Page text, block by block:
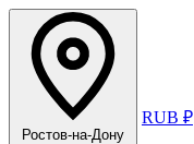
Ростов-на-Дону
RUB ₽